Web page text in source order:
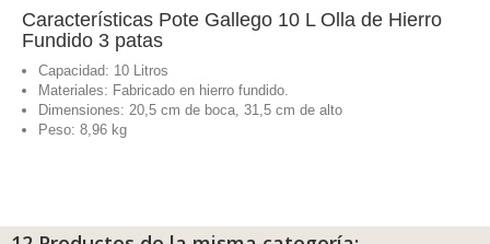
Características Pote Gallego 10 L Olla de Hierro
Fundido 3 patas
Capacidad: 10 Litros
Materiales: Fabricado en hierro fundido.
Dimensiones: 20,5 cm de boca, 31,5 cm de alto
Peso: 8,96 kg